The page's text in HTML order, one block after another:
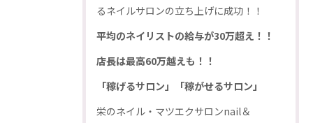
るネイルサロンの立ち上げに成功！！
平均のネイリストの給与が30万超え！！
店長は最高60万越えも！！
「稼げるサロン」「稼がせるサロン」
栄のネイル・マツエクサロンnail＆